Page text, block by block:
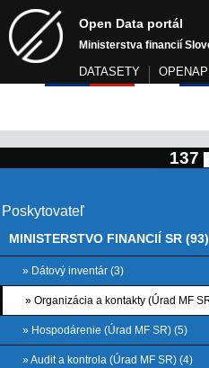
Open Data portál
Ministerstva financií
DATASETY OPENAPI
137
Poskytovateľ
MINISTERSTVO FINANCIÍ SR (93)
» Dátový inventár (3)
» Organizácia a kontakty (Úrad MF
» Hospodárenie (Úrad MF SR) (5)
» Audit a kontrola (Úrad MF SR) (4)